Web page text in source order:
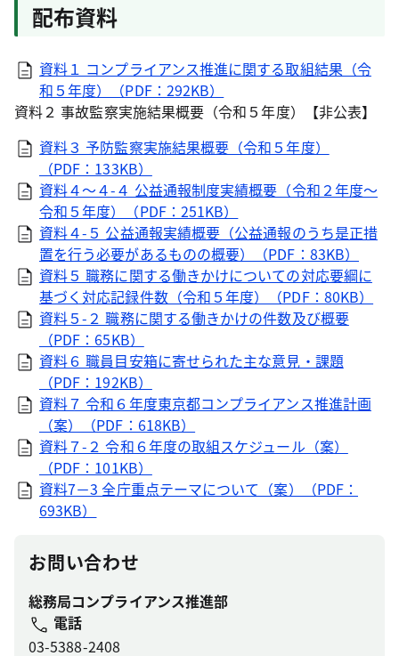
配布資料
資料１ コンプライアンス推進に関する取組結果（令
和５年度）（PDF：292KB）
資料２ 事故監察実施結果概要（令和５年度）【非公表】
資料３ 予防監察実施結果概要（令和５年度）
（PDF：133KB）
資料４～４-４ 公益通報制度実績概要（令和２年度～
令和５年度）（PDF：251KB）
資料４-５ 公益通報実績概要（公益通報のうち是正措
置を行う必要があるものの概要）（PDF：83KB）
資料５ 職務に関する働きかけについての対応要綱に
基づく対応記録件数（令和５年度）（PDF：80KB）
資料５-２ 職務に関する働きかけの件数及び概要
（PDF：65KB）
資料６ 職員目安箱に寄せられた主な意見・課題
（PDF：192KB）
資料７ 令和６年度東京都コンプライアンス推進計画
（案）（PDF：618KB）
資料７-２ 令和６年度の取組スケジュール（案）
（PDF：101KB）
資料7－3 全庁重点テーマについて（案）（PDF：
693KB）
お問い合わせ
総務局コンプライアンス推進部
電話
03-5388-2408